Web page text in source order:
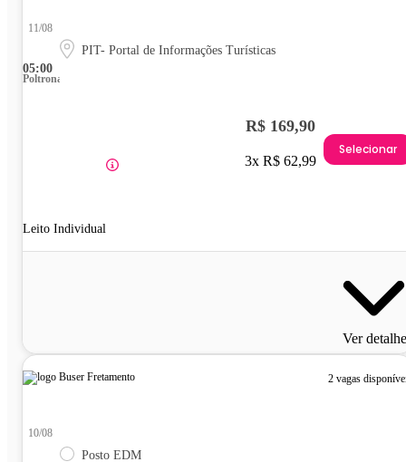
05:00
11/08
PIT- Portal de Informações Turísticas
Poltrona
Leito Individual
R$ 169,90
3x R$ 62,99
Selecionar
Ver
2 vagas
10/08
Posto EDM